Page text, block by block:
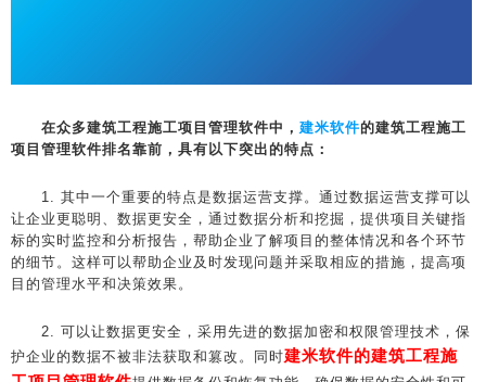
在众多建筑工程施工项目管理软件中， 建米软件的建筑工程施工
项目管理软件排名靠前，具有以下突出的特点：
1. 其中一个重要的特点是数据运营支撑。通过数据运营支撑可以
让企业更聪明、数据更安全，通过数据分析和挖掘，提供项目关键指
标的实时监控和分析报告，帮助企业了解项目的整体情况和各个环节
的细节。这样可以帮助企业及时发现问题并采取相应的措施，提高项
目的管理水平和决策效果。
2. 可以让数据更安全，采用先进的数据加密和权限管理技术，保
护企业的数据不被非法获取和篡改。同时建米软件的建筑工程施